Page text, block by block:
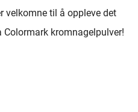
velkomne til å oppleve det
kromnagelpulver!